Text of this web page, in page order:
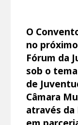
O
no
Fórum da
sob o
de
Câmara
através da